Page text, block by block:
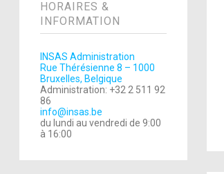
HORAIRES &
INFORMATION
INSAS Administration
Rue Thérésienne 8 – 1000
Bruxelles, Belgique
Administration: +32 2 511 92
86
info@insas.be
du lundi au vendredi de 9:00
à 16:00